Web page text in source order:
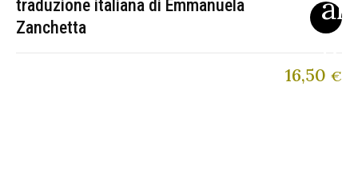
traduzione italiana di Emmanuela
Zanchetta
16,50 €